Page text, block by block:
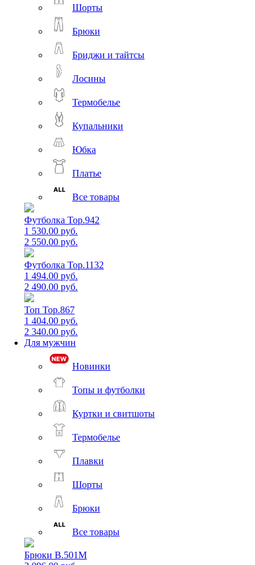
Шорты
Брюки
Бриджи и тайтсы
Лосины
Термобелье
Купальники
Юбка
Платье
Все товары
Футболка Top.942
1 530.00 руб.
2 550.00 руб.
Футболка Top.1132
1 494.00 руб.
2 490.00 руб.
Топ Top.867
1 404.00 руб.
2 340.00 руб.
Для мужчин
Новинки
Топы и футболки
Куртки и свитшоты
Термобелье
Плавки
Шорты
Брюки
Все товары
Брюки B.501M